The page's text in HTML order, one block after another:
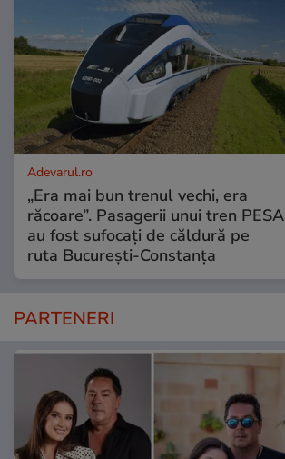
Adevarul.ro
„Era mai bun trenul vechi, era
răcoare”. Pasagerii unui tren PESA
au fost sufocați de căldură pe
ruta București-Constanța
PARTENERI